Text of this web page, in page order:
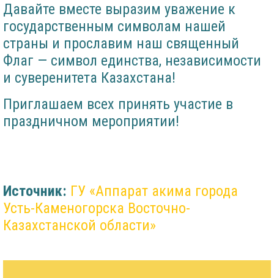
Давайте вместе выразим уважение к
государственным символам нашей
страны и прославим наш священный
Флаг — символ единства, независимости
и суверенитета Казахстана!
Приглашаем всех принять участие в
праздничном мероприятии!
Источник: ГУ «Аппарат акима города
Усть-Каменогорска Восточно-
Казахстанской области»